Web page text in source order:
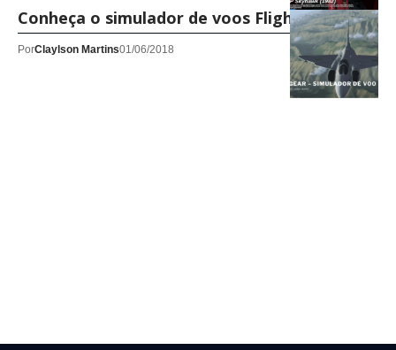
Conheça o simulador de voos FlightGear
PorClaylson Martins01/06/2018